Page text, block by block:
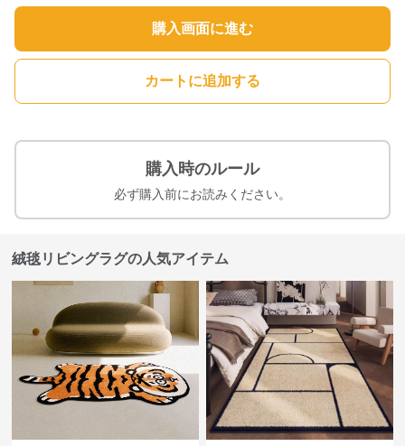
購入画面に進む
カートに追加する
購入時のルール
必ず購入前にお読みください。
絨毯リビングラグの人気アイテム